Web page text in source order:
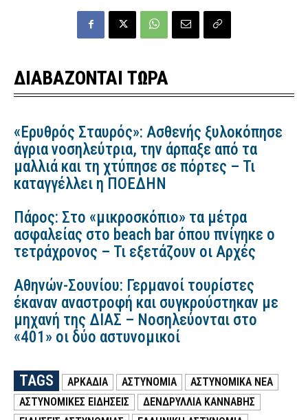
ΔΙΑΒΑΖΟΝΤΑΙ ΤΩΡΑ
«Ερυθρός Σταυρός»: Ασθενής ξυλοκόπησε
άγρια νοσηλεύτρια, την άρπαξε από τα
μαλλιά και τη χτύπησε σε πόρτες – Τι
καταγγέλλει η ΠΟΕΔΗΝ
Πάρος: Στο «μικροσκόπιο» τα μέτρα
ασφαλείας στο beach bar όπου πνίγηκε ο
τετράχρονος – Τι εξετάζουν οι Αρχές
Αθηνών-Σουνίου: Γερμανοί τουρίστες
έκαναν αναστροφή και συγκρούστηκαν με
μηχανή της ΔΙΑΣ – Νοσηλεύονται στο
«401» οι δύο αστυνομικοί
TAGS ΑΡΚΑΔΙΑ ΑΣΤΥΝΟΜΙΑ
ΑΣΤΥΝΟΜΙΚΑ ΝΕΑ
ΑΣΤΥΝΟΜΙΚΕΣ ΕΙΔΗΣΕΙΣ
ΔΕΝΔΡΥΛΛΙΑ ΚΑΝΝΑΒΗΣ